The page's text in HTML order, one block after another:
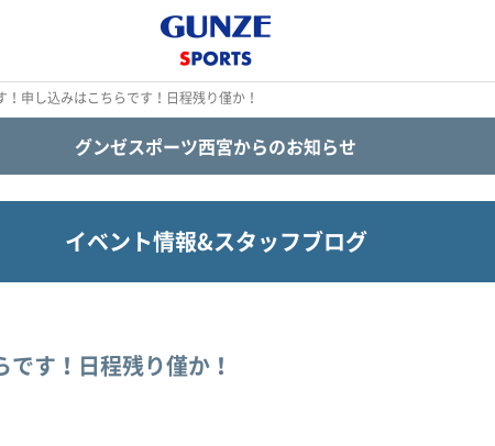
！申し込みはこちらです！日程残り僅か！
グンゼスポーツ西宮からのお知らせ
イベント情報&スタッフブログ
す！日程残り僅か！